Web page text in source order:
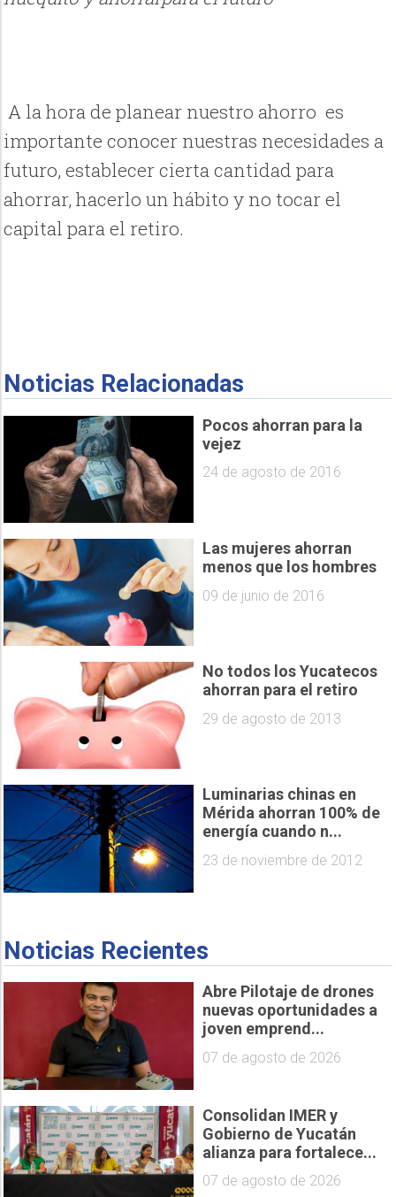
A la hora de planear nuestro ahorro es
importante conocer nuestras necesidades a
futuro, establecer cierta cantidad para
ahorrar, hacerlo un hábito y no tocar el
capital para el retiro.
Noticias Relacionadas
Pocos ahorran para la
vejez
24 de agosto de 2016
Las mujeres ahorran
menos que los hombres
09 de junio de 2016
No todos los Yucatecos
ahorran para el retiro
29 de agosto de 2013
Luminarias chinas en
Mérida ahorran 100% de
energía cuando n...
23 de noviembre de 2012
Noticias Recientes
Abre Pilotaje de drones
nuevas oportunidades a
joven emprend...
07 de agosto de 2026
Consolidan IMER y
Gobierno de Yucatán
alianza para fortalece...
07 de agosto de 2026